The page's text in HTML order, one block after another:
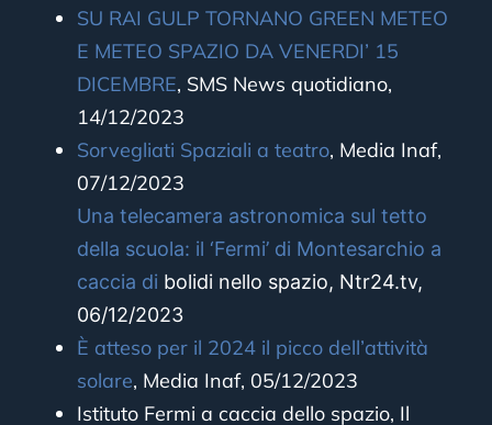
SU RAI GULP TORNANO GREEN METEO
E METEO SPAZIO DA VENERDI’ 15
DICEMBRE, SMS News quotidiano,
14/12/2023
Sorvegliati Spaziali a teatro, Media Inaf,
07/12/2023
Una telecamera astronomica sul tetto
della scuola: il ‘Fermi’ di Montesarchio a
caccia di bolidi nello spazio, Ntr24.tv,
06/12/2023
È atteso per il 2024 il picco dell’attività
solare, Media Inaf, 05/12/2023
Istituto Fermi a caccia dello spazio, Il